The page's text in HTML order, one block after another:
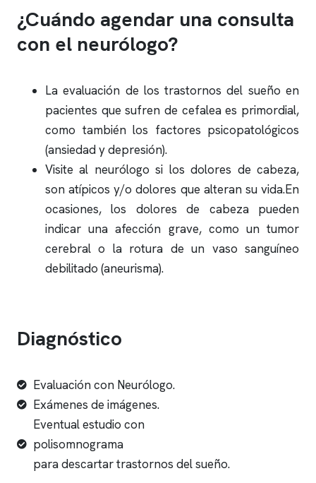
¿Cuándo agendar una consulta
con el neurólogo?
La evaluación de los trastornos del sueño en
pacientes que sufren de cefalea es primordial,
como también los factores psicopatológicos
(ansiedad y depresión).
Visite al neurólogo si los dolores de cabeza,
son atípicos y/o dolores que alteran su vida.En
ocasiones, los dolores de cabeza pueden
indicar una afección grave, como un tumor
cerebral o la rotura de un vaso sanguíneo
debilitado (aneurisma).
Diagnóstico
Evaluación con Neurólogo.
Exámenes de imágenes.
Eventual estudio con
polisomnograma
para descartar trastornos del sueño.